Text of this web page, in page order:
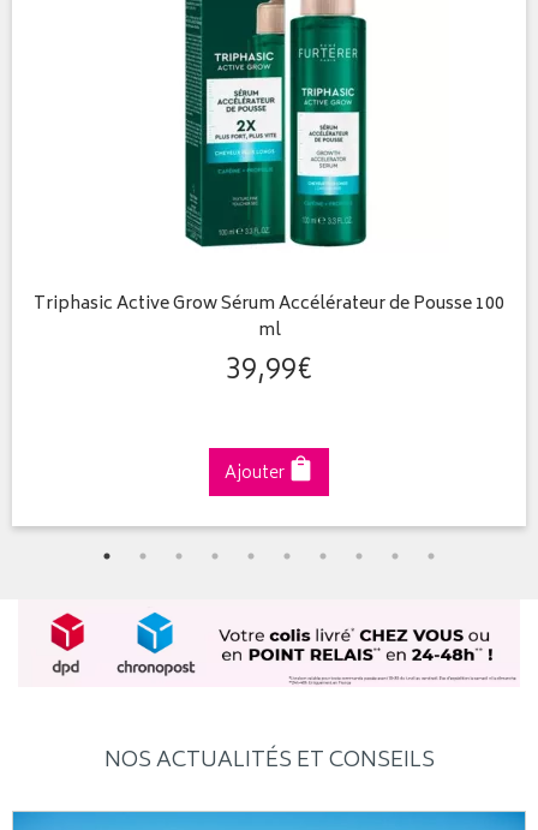
Triphasic Active Grow Sérum Accélérateur de Pousse 100
ml
39,99€
Ajouter
NOS ACTUALITÉS ET CONSEILS